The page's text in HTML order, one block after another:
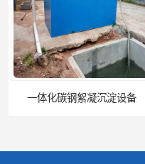
一体化碳钢絮凝沉淀设备